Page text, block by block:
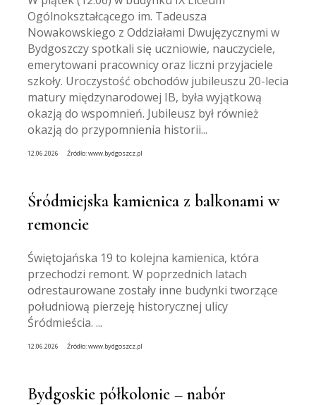
Ogólnokształcącego im. Tadeusza
Nowakowskiego z Oddziałami Dwujęzycznymi w
Bydgoszczy spotkali się uczniowie, nauczyciele,
emerytowani pracownicy oraz liczni przyjaciele
szkoły. Uroczystość obchodów jubileuszu 20-lecia
matury międzynarodowej IB, była wyjątkową
okazją do wspomnień. Jubileusz był również
okazją do przypomnienia historii...
12.06.2026 Źródło:www.bydgoszcz.pl
Śródmiejska kamienica z balkonami w
remoncie
Świętojańska 19 to kolejna kamienica, która
przechodzi remont. W poprzednich latach
odrestaurowane zostały inne budynki tworzące
południową pierzeję historycznej ulicy
Śródmieścia. ...
12.06.2026 Źródło:www.bydgoszcz.pl
Bydgoskie półkolonie – nabór